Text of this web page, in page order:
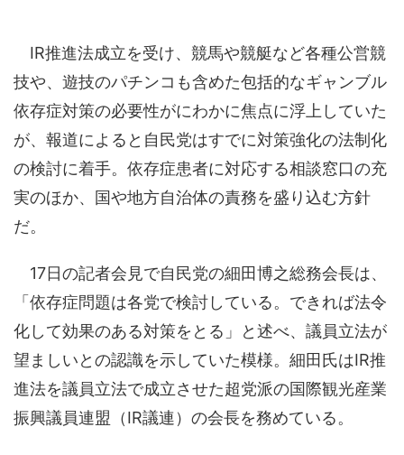
IR推進法成立を受け、競馬や競艇など各種公営競
技や、遊技のパチンコも含めた包括的なギャンブル
依存症対策の必要性がにわかに焦点に浮上していた
が、報道によると自民党はすでに対策強化の法制化
の検討に着手。依存症患者に対応する相談窓口の充
実のほか、国や地方自治体の責務を盛り込む方針
だ。
17日の記者会見で自民党の細田博之総務会長は、
「依存症問題は各党で検討している。できれば法令
化して効果のある対策をとる」と述べ、議員立法が
望ましいとの認識を示していた模様。細田氏はIR推
進法を議員立法で成立させた超党派の国際観光産業
振興議員連盟（IR議連）の会長を務めている。